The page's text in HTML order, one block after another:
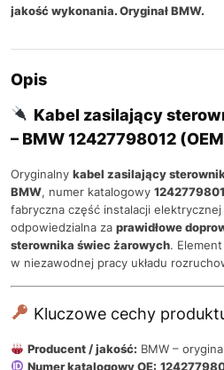
jakość wykonania. Oryginał BMW.
Opis
Kabel zasilający
– BMW 12427798012
Oryginalny kabel zasilający
BMW, numer katalogowy
fabryczna część instalacji
odpowiedzialna za prawidłowe
sterownika świec żarowych.
w niezawodnej pracy układu
Kluczowe cechy
Producent / jakość: BMW –
Numer katalogowy OE: